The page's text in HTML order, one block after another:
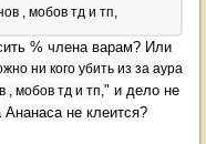
, мобов тд и тп,
% члена варам? Или
ни кого убить из за аура
мобов тд и тп, " и дело не
Ананаса не клеится?